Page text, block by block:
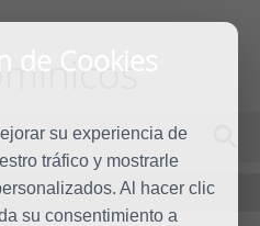
de Cookies
su experiencia de
tráfico y mostrarle
Al hacer clic
su consentimiento a